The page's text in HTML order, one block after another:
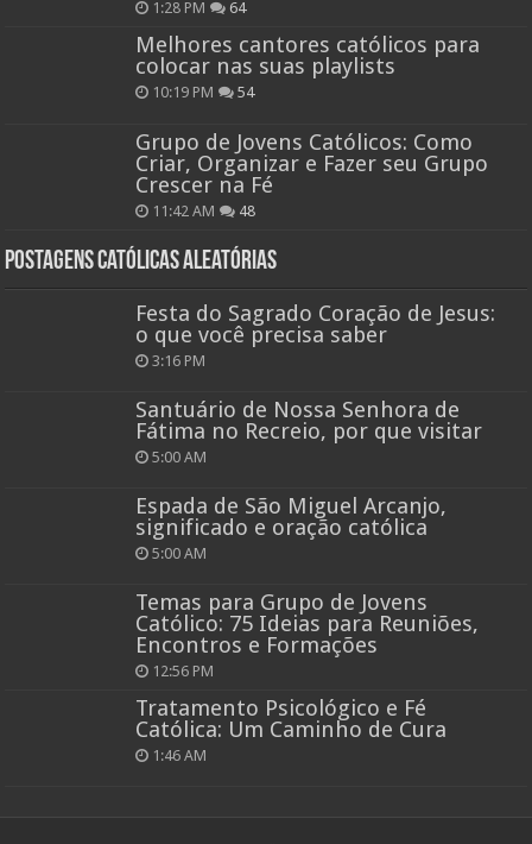
1:28 PM 64
Melhores cantores católicos para
colocar nas suas playlists
10:19 PM 54
Grupo de Jovens Católicos: Como
Criar, Organizar e Fazer seu Grupo
Crescer na Fé
11:42 AM 48
Postagens católicas aleatórias
Festa do Sagrado Coração de Jesus:
o que você precisa saber
3:16 PM
Santuário de Nossa Senhora de
Fátima no Recreio, por que visitar
5:00 AM
Espada de São Miguel Arcanjo,
significado e oração católica
5:00 AM
Temas para Grupo de Jovens
Católico: 75 Ideias para Reuniões,
Encontros e Formações
12:56 PM
Tratamento Psicológico e Fé
Católica: Um Caminho de Cura
1:46 AM